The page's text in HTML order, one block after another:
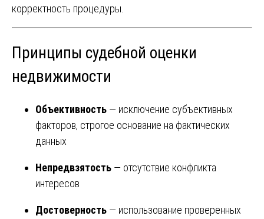
корректность процедуры.
Принципы судебной оценки
недвижимости
Объективность — исключение субъективных
факторов, строгое основание на фактических
данных
Непредвзятость — отсутствие конфликта
интересов
Достоверность — использование проверенных